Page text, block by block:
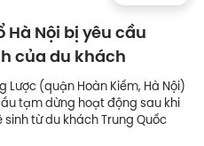
Nội bị yêu cầu
của du khách
Lược (quận Hoàn Kiếm, Hà Nội)
tạm dừng hoạt động sau khi
từ du khách Trung Quốc